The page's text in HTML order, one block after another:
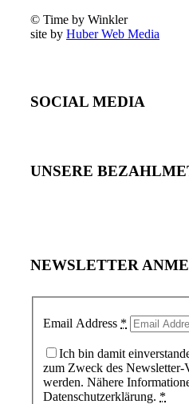
© Time by Winkler
site by Huber Web Media
SOCIAL MEDIA
UNSERE
NEWSLETTER
Email Address *
Ich bin damit
zum Zweck des Newsletter-
werden. Nähere
Datenschutzerklärung. *